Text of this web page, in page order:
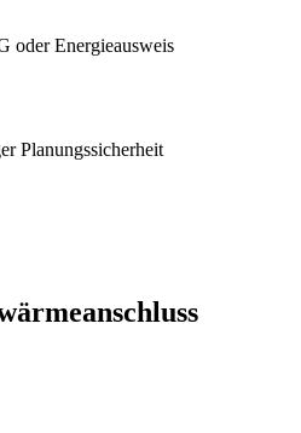
oder Energieausweis
Planungssicherheit